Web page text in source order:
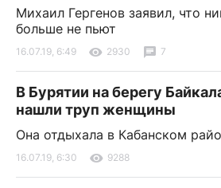
Михаил Гергенов заявил, что
больше не пьют
16.07.19, 6:49 2930 7
В Бурятии на берегу
нашли труп женщины
Она отдыхала в Кабанском
16.07.19, 6:30 9288